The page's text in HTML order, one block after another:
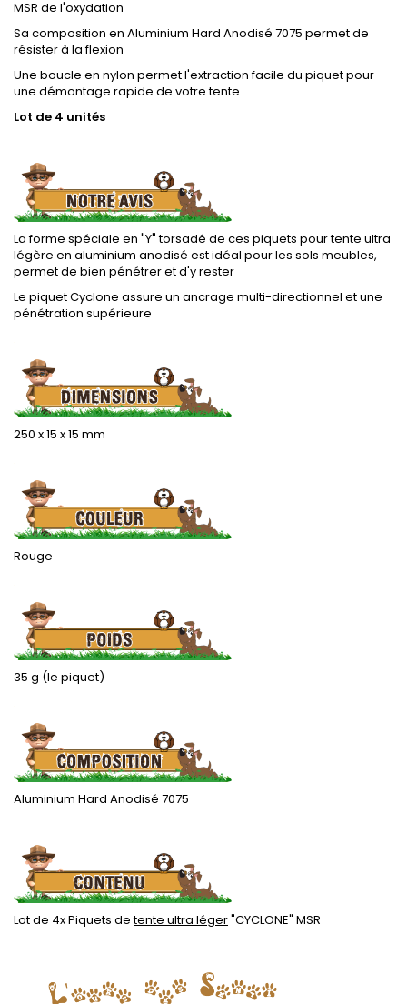
MSR de l'oxydation
Sa composition en Aluminium Hard Anodisé 7075 permet de
résister à la flexion
Une boucle en nylon permet l'extraction facile du piquet pour
une démontage rapide de votre tente
Lot de 4 unités
.
La forme spéciale en "Y" torsadé de ces piquets pour tente ultra
légère en aluminium anodisé est idéal pour les sols meubles,
permet de bien pénétrer et d'y rester
Le piquet Cyclone assure un ancrage multi-directionnel et une
pénétration supérieure
.
250 x 15 x 15 mm
.
Rouge
.
35 g (le piquet)
.
Aluminium Hard Anodisé 7075
.
Lot de 4x Piquets detente ultra léger"CYCLONE" MSR
.